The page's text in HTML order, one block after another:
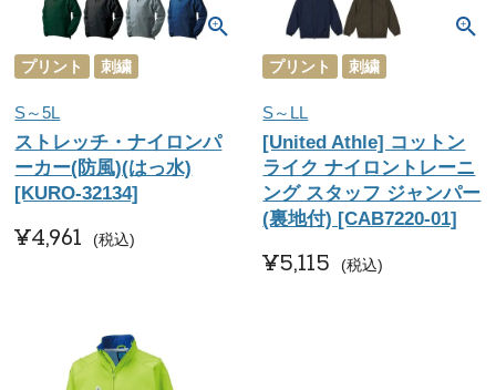
プリント 刺繍
S～5L
ストレッチ・ナイロンパ
ーカー(防風)(はっ水)
[KURO-32134]
¥4,961 税込
プリント 刺繍
S～LL
[United Athle] コットン
ライク ナイロントレーニ
ング スタッフ ジャンパー
(裏地付) [CAB7220-01]
¥5,115 税込